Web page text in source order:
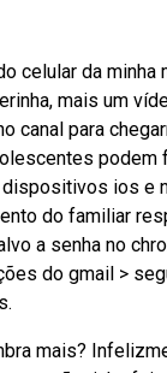
celular da minha
mais um
canal para
podem
ios e
do familiar
a senha no
do gmail >
mais?